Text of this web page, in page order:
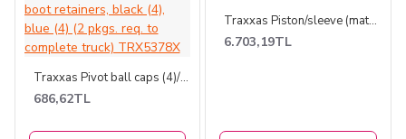
Traxxas Pivot ball caps (4)/ dust boots, rubber (4)/ dust plugs, rubber (4)/ dust boot retainers, black (4), blue (4) (2 pkgs. req. to complete truck) TRX5378X
686,62TL
Traxxas Piston/sleeve (matched set), wrist pin clips (2) (TRX® 3.3)
6.703,19TL